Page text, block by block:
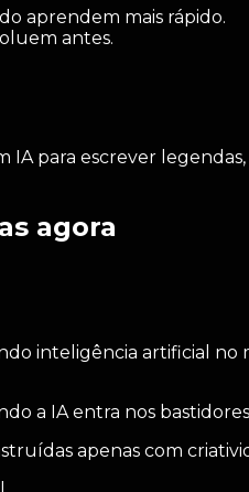
aprendem mais rápido.
antes.
IA para escrever
agora
inteligência artificial no
a IA entra nos
apenas com